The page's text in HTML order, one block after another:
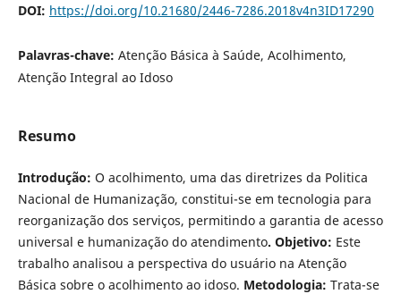
DOI: https://doi.org/10.21680/2446-7286.2018v4n3ID17290
Palavras-chave: Atenção Básica à Saúde, Acolhimento,
Atenção Integral ao Idoso
Resumo
Introdução: O acolhimento, uma das diretrizes da Politica
Nacional de Humanização, constitui-se em tecnologia para
reorganização dos serviços, permitindo a garantia de acesso
universal e humanização do atendimento. Objetivo: Este
trabalho analisou a perspectiva do usuário na Atenção
Básica sobre o acolhimento ao idoso. Metodologia: Trata-se